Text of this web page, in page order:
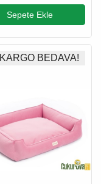
Sepete Ekle
KARGO BEDAVA!